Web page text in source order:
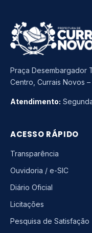
Praça Desembargador
Centro, Currais Novos
Atendimento:
ACESSO RÁPIDO
Transparência
Ouvidoria / e-SIC
Diário Oficial
Licitações
Pesquisa de Satisfação